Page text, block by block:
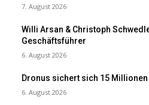
7. August 2026
Willi Arsan & Christoph
Geschäftsführer
6. August 2026
Dronus sichert sich 15
6. August 2026